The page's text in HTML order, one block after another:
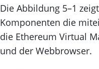
Die Abbildung 5–1
Komponenten die
die Ethereum Virtual
und der Webbrowser.